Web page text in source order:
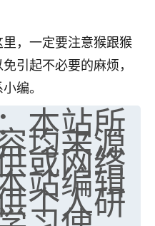
，一定要注意猴跟猴
引起不必要的麻烦，
编。
本站所
均来源
或网络
站编辑
个人研